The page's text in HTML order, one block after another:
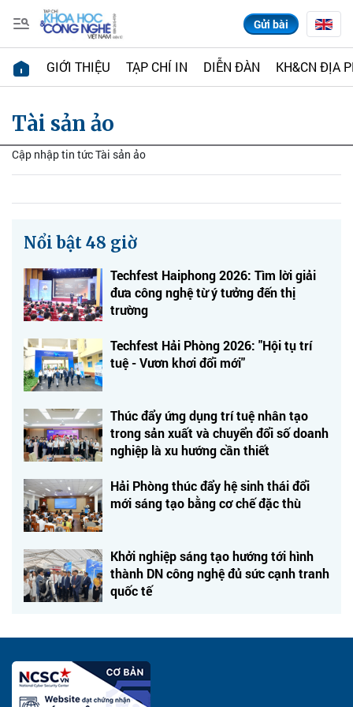
Gửi bài
GIỚI THIỆU TẠP CHÍ IN DIỄN ĐÀN KH&CN ĐỊA
Tài sản ảo
Cập nhập tin tức Tài sản ảo
Nổi bật 48 giờ
Techfest Haiphong 2026: Tìm lời giải
đưa công nghệ từ ý tưởng đến thị
trường
Techfest Hải Phòng 2026: "Hội tụ trí
tuệ - Vươn khơi đổi mới"
Thúc đẩy ứng dụng trí tuệ nhân tạo
trong sản xuất và chuyển đổi số doanh
nghiệp là xu hướng cần thiết
Hải Phòng thúc đẩy hệ sinh thái đổi
mới sáng tạo bằng cơ chế đặc thù
Khởi nghiệp sáng tạo hướng tới hình
thành DN công nghệ đủ sức cạnh tranh
quốc tế